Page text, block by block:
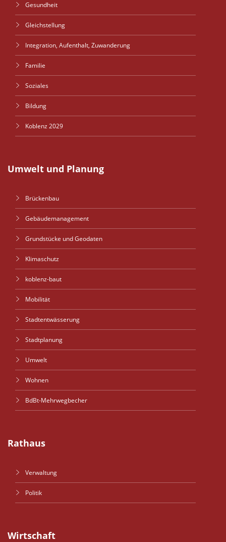
Gesundheit
Gleichstellung
Integration, Aufenthalt, Zuwanderung
Familie
Soziales
Bildung
Koblenz 2029
Umwelt und Planung
Brückenbau
Gebäudemanagement
Grundstücke und Geodaten
Klimaschutz
koblenz-baut
Mobilität
Stadtentwässerung
Stadtplanung
Umwelt
Wohnen
BdBt-Mehrwegbecher
Rathaus
Verwaltung
Politik
Wirtschaft